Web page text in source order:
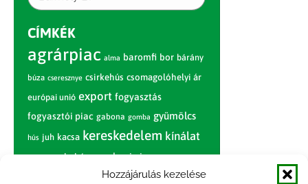
Hozzájárulás kezelése
CÍMKÉK
agrárpiac alma baromfi bor bárány
búza cseresznye csirkehús csomagolóhelyi ár
európai unió export fogyasztás
fogyasztói piac gabona gomba gyümölcs
hús juh kacsa kereskedelem kínálat
körte marhahús nagybani piac narancs
nemzetközi árinformációk